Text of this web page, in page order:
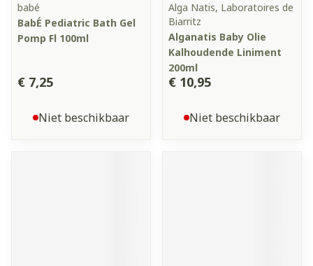
babé
BabÉ Pediatric Bath Gel
Pomp Fl 100ml
€ 7,25
Niet beschikbaar
Alga Natis, Laboratoires de
Biarritz
Alganatis Baby Olie
Kalhoudende Liniment
200ml
€ 10,95
Niet beschikbaar